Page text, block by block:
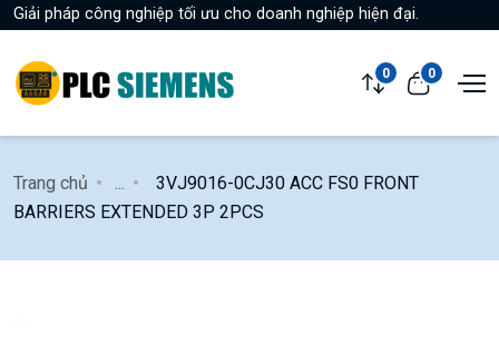
Giải pháp công nghiệp tối ưu cho doanh nghiệp hiện đại.
0 0
Trang chủ
3VJ9016-0CJ30 ACC FS0 FRONT
BARRIERS EXTENDED 3P 2PCS